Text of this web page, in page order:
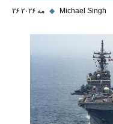
۲۶ مه ۲۰۲۶ ◆ Michael Singh